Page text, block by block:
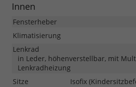
Innen
Fensterheber
Klimatisierung
Lenkrad
in Leder, höhenverstellbar, mit
Lenkradheizung
Sitze
Isofix